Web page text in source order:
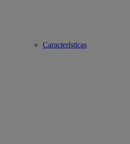
Características